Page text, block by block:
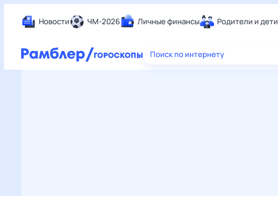
Новости ЧМ-2026 Личные финансы Родители и дети
Еда
Поиск по интернету